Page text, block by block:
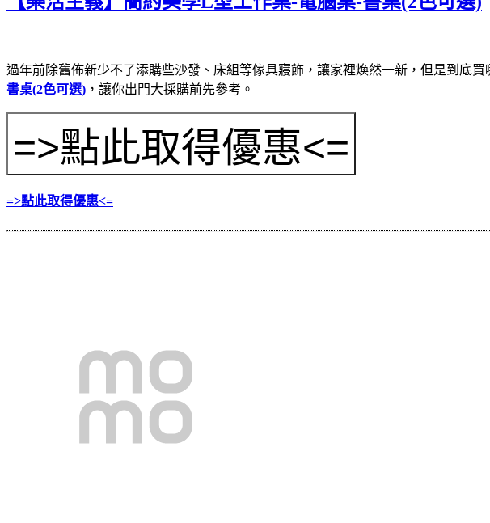
過年前除舊佈新少不了添購些沙發、床組等傢具寢飾，讓家裡煥然一新，但是到底
書桌(2色可選) ，讓你出門大採購前先參考。
=>點此取得優惠<=